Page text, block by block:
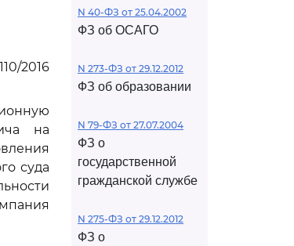
2016
на
суда
N 40-ФЗ от 25.04.2002
ФЗ об ОСАГО
N 273-ФЗ от 29.12.2012
ФЗ об образовании
N 79-ФЗ от 27.07.2004
ФЗ о
государственной
гражданской службе
N 275-ФЗ от 29.12.2012
ФЗ о